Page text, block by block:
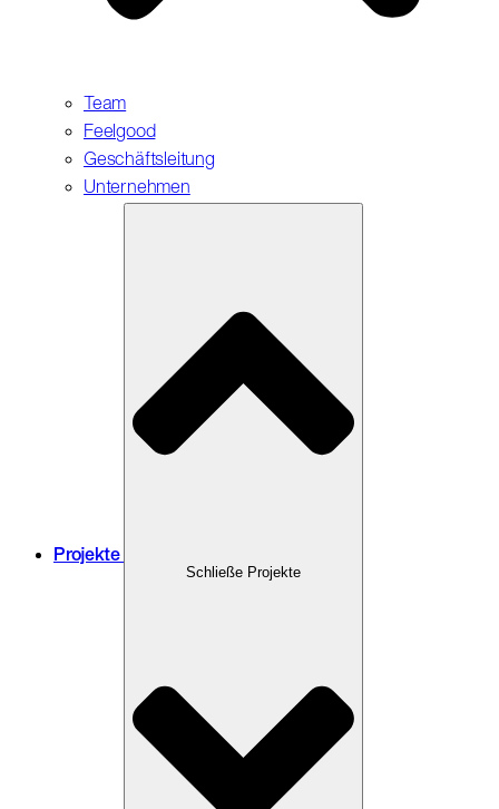
Team
Feelgood
Geschäftsleitung
Unternehmen
Projekte
Schließe Projekte